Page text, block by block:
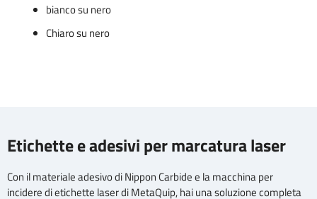
bianco su nero
Chiaro su nero
Etichette e adesivi per marcatura laser
Con il materiale adesivo di Nippon Carbide e la macchina per
incidere di etichette laser di MetaQuip, hai una soluzione completa